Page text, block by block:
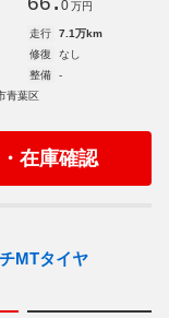
0 万円
走行
7.1万km
修復
なし
整備
-
青葉区
在庫確認
MTタイヤ